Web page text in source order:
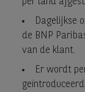
Dagelijkse
de BNP
van de klant.
Er wordt
geïntroduceerd.